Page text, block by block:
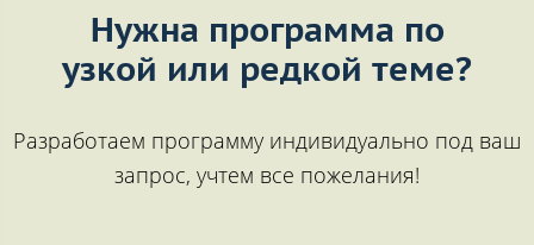
Нужна программа по
узкой или редкой теме?
Разработаем программу индивидуально под ваш
запрос, учтем все пожелания!